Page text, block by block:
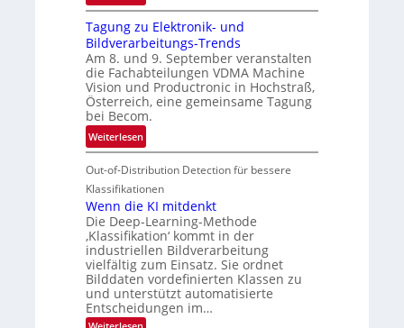
g
l
i
c
h
k
e
i
t
e
d
e
r
i
n
V
I
S
I
O
N
T
e
c
h
T
a
G
u
i
d
e
d
T
o
u
r
n
a
u
d
e
r
V
Tagung zu Elektronik- und
Bildverarbeitungs-Trends
Am 8. und 9. September veranstalten
die Fachabteilungen VDMA Machine
Vision und Productronic in Hochstraß,
Österreich, eine gemeinsame Tagung
bei Becom.
Weiterlesen:
T
a
g
u
n
g
z
u
E
l
e
Out-of-Distribution Detection für bessere
Klassifikationen
Wenn die KI mitdenkt
Die Deep-Learning-Methode
‚Klassifikation‘ kommt in der
industriellen Bildverarbeitung
vielfältig zum Einsatz. Sie ordnet
Bilddaten vordefinierten Klassen zu
und unterstützt automatisierte
Entscheidungen im…
: